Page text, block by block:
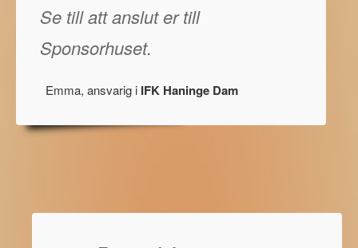
Se till att anslut er till
Sponsorhuset.
Emma, ansvarig i IFK Haninge Dam